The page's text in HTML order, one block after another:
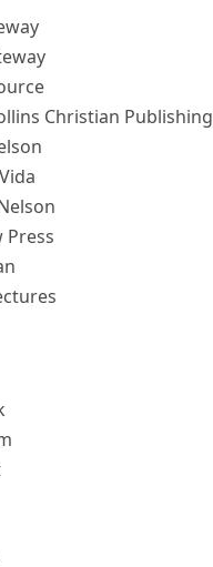
Christian Publishing
Press